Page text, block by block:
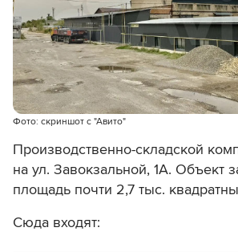
Фото: скриншот с "Авито"
Производственно-складской
на ул. Завокзальной, 1А. Объект
площадь почти 2,7 тыс.
Сюда входят: